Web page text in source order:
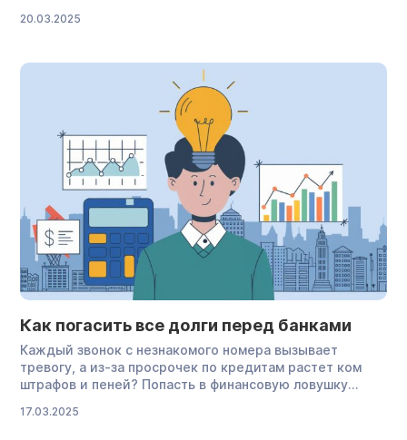
признать задолженность безнадежной, а арбитражный
банкротства. В этой статье мы подробно разберем,
может ли банк аннулировать долг по кредиту. Вы
20.03.2025
Как погасить все долги перед банками
Каждый звонок с незнакомого номера вызывает
тревогу, а из-за просрочек по кредитам растет ком
штрафов и пеней? Попасть в финансовую ловушку
других непредвиденных обстоятельств. В этой статье
17.03.2025